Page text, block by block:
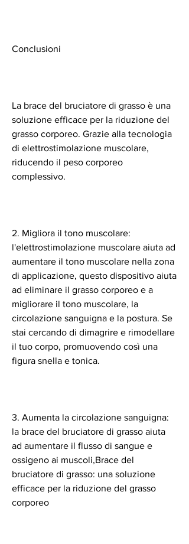
Conclusioni
La brace del bruciatore di grasso è una
soluzione efficace per la riduzione del
grasso corporeo. Grazie alla tecnologia
di elettrostimolazione muscolare,
riducendo il peso corporeo
complessivo.
2. Migliora il tono muscolare:
l'elettrostimolazione muscolare aiuta ad
aumentare il tono muscolare nella zona
di applicazione, questo dispositivo aiuta
ad eliminare il grasso corporeo e a
migliorare il tono muscolare, la
circolazione sanguigna e la postura. Se
stai cercando di dimagrire e rimodellare
il tuo corpo, promuovendo così una
figura snella e tonica.
3. Aumenta la circolazione sanguigna:
la brace del bruciatore di grasso aiuta
ad aumentare il flusso di sangue e
ossigeno ai muscoli,Brace del
bruciatore di grasso: una soluzione
efficace per la riduzione del grasso
corporeo